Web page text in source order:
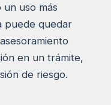
uso más
puede quedar
en un trámite,
de riesgo.